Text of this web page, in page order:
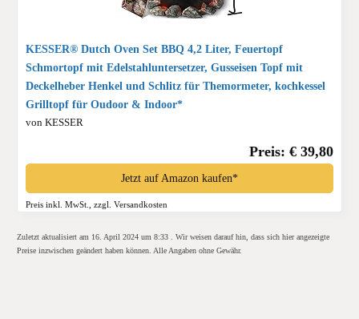
KESSER® Dutch Oven Set BBQ 4,2 Liter, Feuertopf
Schmortopf mit Edelstahluntersetzer, Gusseisen Topf mit
Deckelheber Henkel und Schlitz für Themormeter, kochkessel
Grilltopf für Oudoor & Indoor*
von KESSER
Preis: € 39,80
Jetzt auf Amazon kaufen*
Preis inkl. MwSt., zzgl. Versandkosten
Zuletzt aktualisiert am 16. April 2024 um 8:33 . Wir weisen darauf hin, dass sich hier angezeigte
Preise inzwischen geändert haben können. Alle Angaben ohne Gewähr.